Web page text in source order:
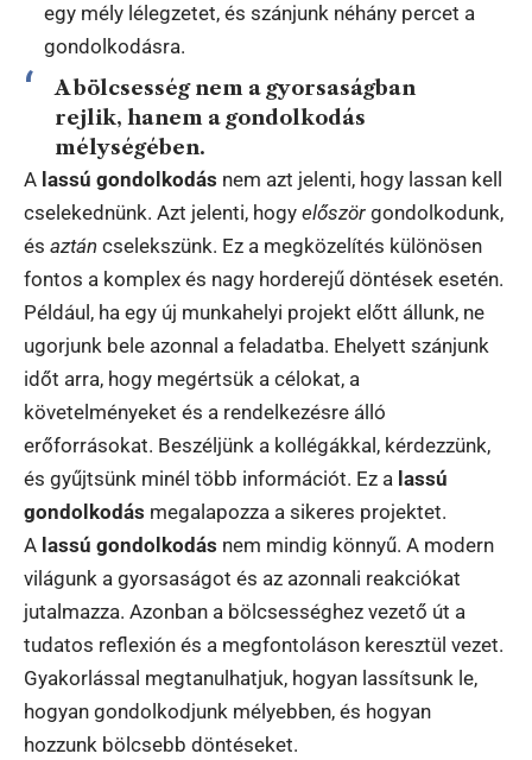
egy mély lélegzetet, és szánjunk néhány percet a
gondolkodásra.
A bölcsesség nem a gyorsaságban
rejlik, hanem a gondolkodás
mélységében.
A lassú gondolkodás nem azt jelenti, hogy lassan kell
cselekednünk. Azt jelenti, hogy először gondolkodunk,
és aztán cselekszünk. Ez a megközelítés különösen
fontos a komplex és nagy horderejű döntések esetén.
Például, ha egy új munkahelyi projekt előtt állunk, ne
ugorjunk bele azonnal a feladatba. Ehelyett szánjunk
időt arra, hogy megértsük a célokat, a
követelményeket és a rendelkezésre álló
erőforrásokat. Beszéljünk a kollégákkal, kérdezzünk,
és gyűjtsünk minél több információt. Ez a lassú
gondolkodás megalapozza a sikeres projektet.
A lassú gondolkodás nem mindig könnyű. A modern
világunk a gyorsaságot és az azonnali reakciókat
jutalmazza. Azonban a bölcsességhez vezető út a
tudatos reflexión és a megfontoláson keresztül vezet.
Gyakorlással megtanulhatjuk, hogyan lassítsunk le,
hogyan gondolkodjunk mélyebben, és hogyan
hozzunk bölcsebb döntéseket.